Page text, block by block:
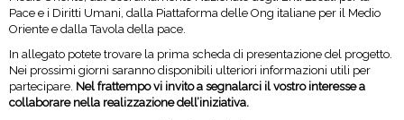
Pace e i Diritti Umani, dalla Piattaforma delle Ong italiane per il Medio
Oriente e dalla Tavola della pace.
In allegato potete trovare la prima scheda di presentazione del progetto.
Nei prossimi giorni saranno disponibili ulteriori informazioni utili per
partecipare. Nel frattempo vi invito a segnalarci il vostro interesse a
collaborare nella realizzazione dell’iniziativa.